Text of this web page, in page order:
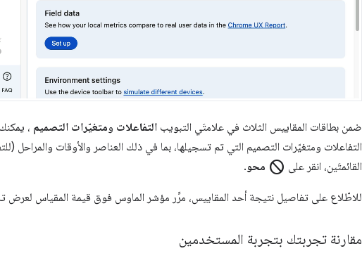
ضمن بطاقات المقاييس الثلاث في علامتَي التبويب التفاعلات ومتغيّرات التصميم ،
التفاعلات ومتغيّرات التصميم التي تم تسجيلها، بما في ذلك العناصر والأوقات والمراحل
القائمتَين، انقر على block محو.
للاطّلاع على تفاصيل نتيجة أحد المقاييس، مرِّر مؤشر الماوس فوق قيمة المقياس لعرض
مقارنة تجربتك بتجربة المستخدمين